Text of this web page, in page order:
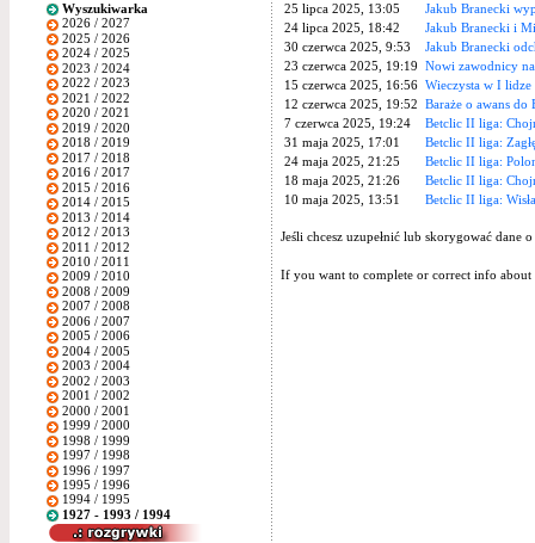
Wyszukiwarka
2026 / 2027
2025 / 2026
2024 / 2025
2023 / 2024
2022 / 2023
2021 / 2022
2020 / 2021
2019 / 2020
2018 / 2019
2017 / 2018
2016 / 2017
2015 / 2016
2014 / 2015
2013 / 2014
2012 / 2013
2011 / 2012
2010 / 2011
2009 / 2010
2008 / 2009
2007 / 2008
2006 / 2007
2005 / 2006
2004 / 2005
2003 / 2004
2002 / 2003
2001 / 2002
2000 / 2001
1999 / 2000
1998 / 1999
1997 / 1998
1996 / 1997
1995 / 1996
1994 / 1995
1927 - 1993 / 1994
25 lipca 2025, 13:05
Jakub Branecki
24 lipca 2025, 18:42
Jakub Branecki i
30 czerwca 2025, 9:53
Jakub Branecki
23 czerwca 2025, 19:19 Nowi zawodnicy
15 czerwca 2025, 16:56 Wieczysta w I lidze
12 czerwca 2025, 19:52 Baraże o awans
7 czerwca 2025, 19:24
Betclic II liga:
31 maja 2025, 17:01
Betclic II liga:
24 maja 2025, 21:25
Betclic II liga:
18 maja 2025, 21:26
Betclic II liga:
10 maja 2025, 13:51
Betclic II liga:
Jeśli chcesz uzupełnić lub skorygować
If you want to complete or correct info